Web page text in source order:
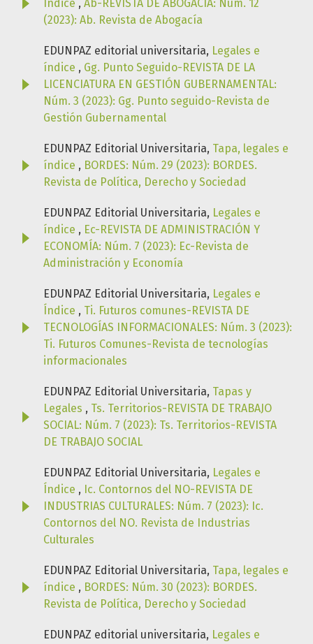
Índice , Ab-REVISTA DE ABOGACÍA: Núm. 12
(2023): Ab. Revista de Abogacía
EDUNPAZ editorial universitaria, Legales e
índice , Gg. Punto Seguido-REVISTA DE LA
LICENCIATURA EN GESTIÓN GUBERNAMENTAL:
Núm. 3 (2023): Gg. Punto seguido-Revista de
Gestión Gubernamental
EDUNPAZ Editorial Universitaria, Tapa, legales e
índice , BORDES: Núm. 29 (2023): BORDES.
Revista de Política, Derecho y Sociedad
EDUNPAZ Editorial Universitaria, Legales e
índice , Ec-REVISTA DE ADMINISTRACIÓN Y
ECONOMÍA: Núm. 7 (2023): Ec-Revista de
Administración y Economía
EDUNPAZ Editorial Universitaria, Legales e
Índice , Ti. Futuros comunes-REVISTA DE
TECNOLOGÍAS INFORMACIONALES: Núm. 3 (2023):
Ti. Futuros Comunes-Revista de tecnologías
informacionales
EDUNPAZ Editorial Universitaria, Tapas y
Legales , Ts. Territorios-REVISTA DE TRABAJO
SOCIAL: Núm. 7 (2023): Ts. Territorios-REVISTA
DE TRABAJO SOCIAL
EDUNPAZ Editorial Universitaria, Legales e
Índice , Ic. Contornos del NO-REVISTA DE
INDUSTRIAS CULTURALES: Núm. 7 (2023): Ic.
Contornos del NO. Revista de Industrias
Culturales
EDUNPAZ Editorial Universitaria, Tapa, legales e
índice , BORDES: Núm. 30 (2023): BORDES.
Revista de Política, Derecho y Sociedad
EDUNPAZ editorial universitaria, Legales e